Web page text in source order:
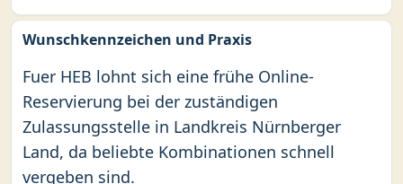
Wunschkennzeichen und Praxis
Fuer HEB lohnt sich eine frühe Online-
Reservierung bei der zuständigen
Zulassungsstelle in Landkreis Nürnberger
Land, da beliebte Kombinationen schnell
vergeben sind.